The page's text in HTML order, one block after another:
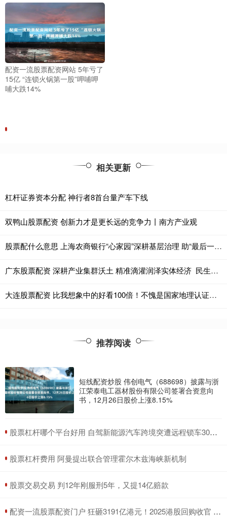
配资一流股票配资网站 5年亏了
15亿 “连锁火锅第一股”呷哺呷
哺大跌14%
相关更新
杠杆证券资本分配 神行者8首台量产车下线
双鸭山股票配资 创新力才是更长远的竞争力丨南方产业观
股票配什么意思 上海农商银行“心家园”深耕基层治理 助“最后一公里”成“最美一公里”
广东股票配资 深耕产业集群沃土 精准滴灌润泽实体经济 民生银行以金融“活水”助力重庆摩托车产业高质量发展
大连股票配资 比我想象中的好看100倍！不愧是国家地理认证，超级治愈
推荐阅读
短线配资炒股 伟创电气（688698）披露与浙
江荣泰电工器材股份有限公司签署合资意向
书，12月26日股价上涨8.15%
​股票杠杆哪个平台好用 自驾新能源汽车跨境突遭远程锁车30多小时 车主：事前未提醒出境会被锁车
​股票杠杆费用 阿曼提出联合管理霍尔木兹海峡新机制
​股票交易交易 判12年刚服刑5年，又提14亿赔款
​配资一流股票配资门户 狂砸3191亿港元！2025港股回购收官 腾讯独揽1/4 连续四年“称王”